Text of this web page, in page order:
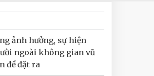
ảnh hưởng, sự hiện
ngoài không gian vũ
đề đặt ra